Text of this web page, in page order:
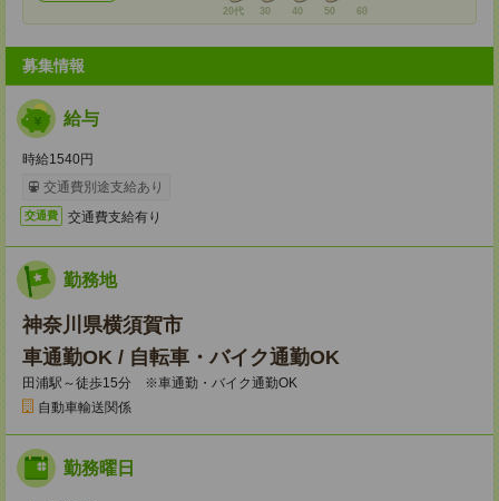
20代 30 40 50 60
募集情報
給与
時給1540円
交通費別途支給あり
交通費 交通費支給有り
勤務地
神奈川県横須賀市
車通勤OK / 自転車・バイク通勤OK
田浦駅～徒歩15分 ※車通勤・バイク通勤OK
自動車輸送関係
勤務曜日